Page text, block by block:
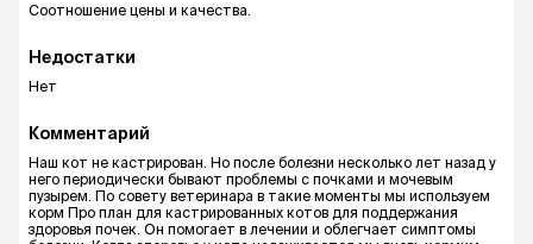
Соотношение цены и качества.
Недостатки
Нет
Комментарий
Наш кот не кастрирован. Но после болезни несколько лет назад у
него периодически бывают проблемы с почками и мочевым
пузырем. По совету ветеринара в такие моменты мы используем
корм Про план для кастрированных котов для поддержания
здоровья почек. Он помогает в лечении и облегчает симптомы